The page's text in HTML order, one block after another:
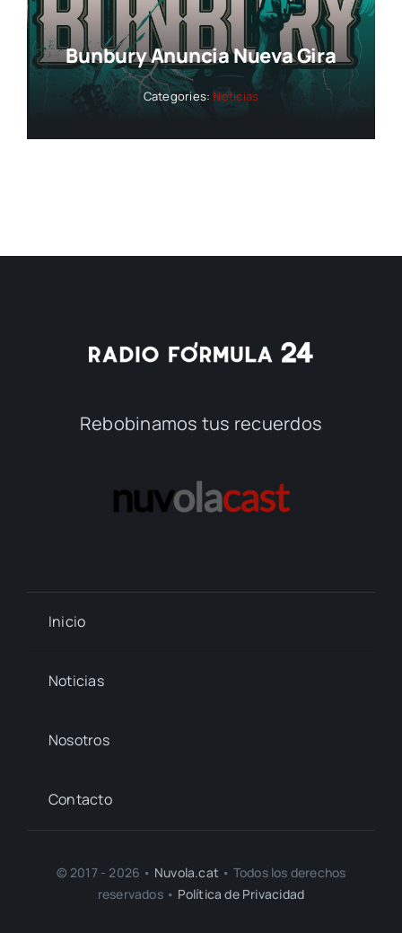
Bunbury Anuncia Nueva Gira
Categories: Noticias
Rebobinamos tus recuerdos
Inicio
Noticias
Nosotros
Contacto
© 2017 - 2026 • Nuvola.cat • Todos los derechos
reservados • Política de Privacidad